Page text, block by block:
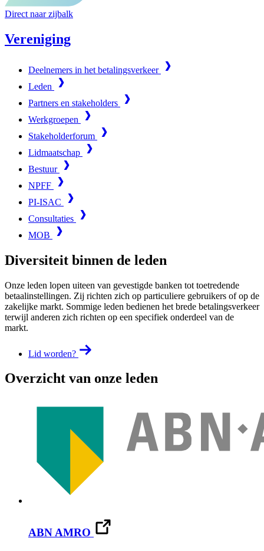
Direct naar zijbalk
Vereniging
Deelnemers in het betalingsverkeer
Leden
Partners en stakeholders
Werkgroepen
Stakeholderforum
Lidmaatschap
Bestuur
NPFF
PI-ISAC
Consultaties
MOB
Diversiteit binnen de leden
Onze leden lopen uiteen van gevestigde banken tot toetredende
betaalinstellingen. Zij richten zich op particuliere gebruikers of op de
zakelijke markt. Sommige leden bedienen het brede betalingsverkeer
terwijl anderen zich richten op een specifiek onderdeel van de
markt.
Lid worden?
Overzicht van onze leden
ABN AMRO